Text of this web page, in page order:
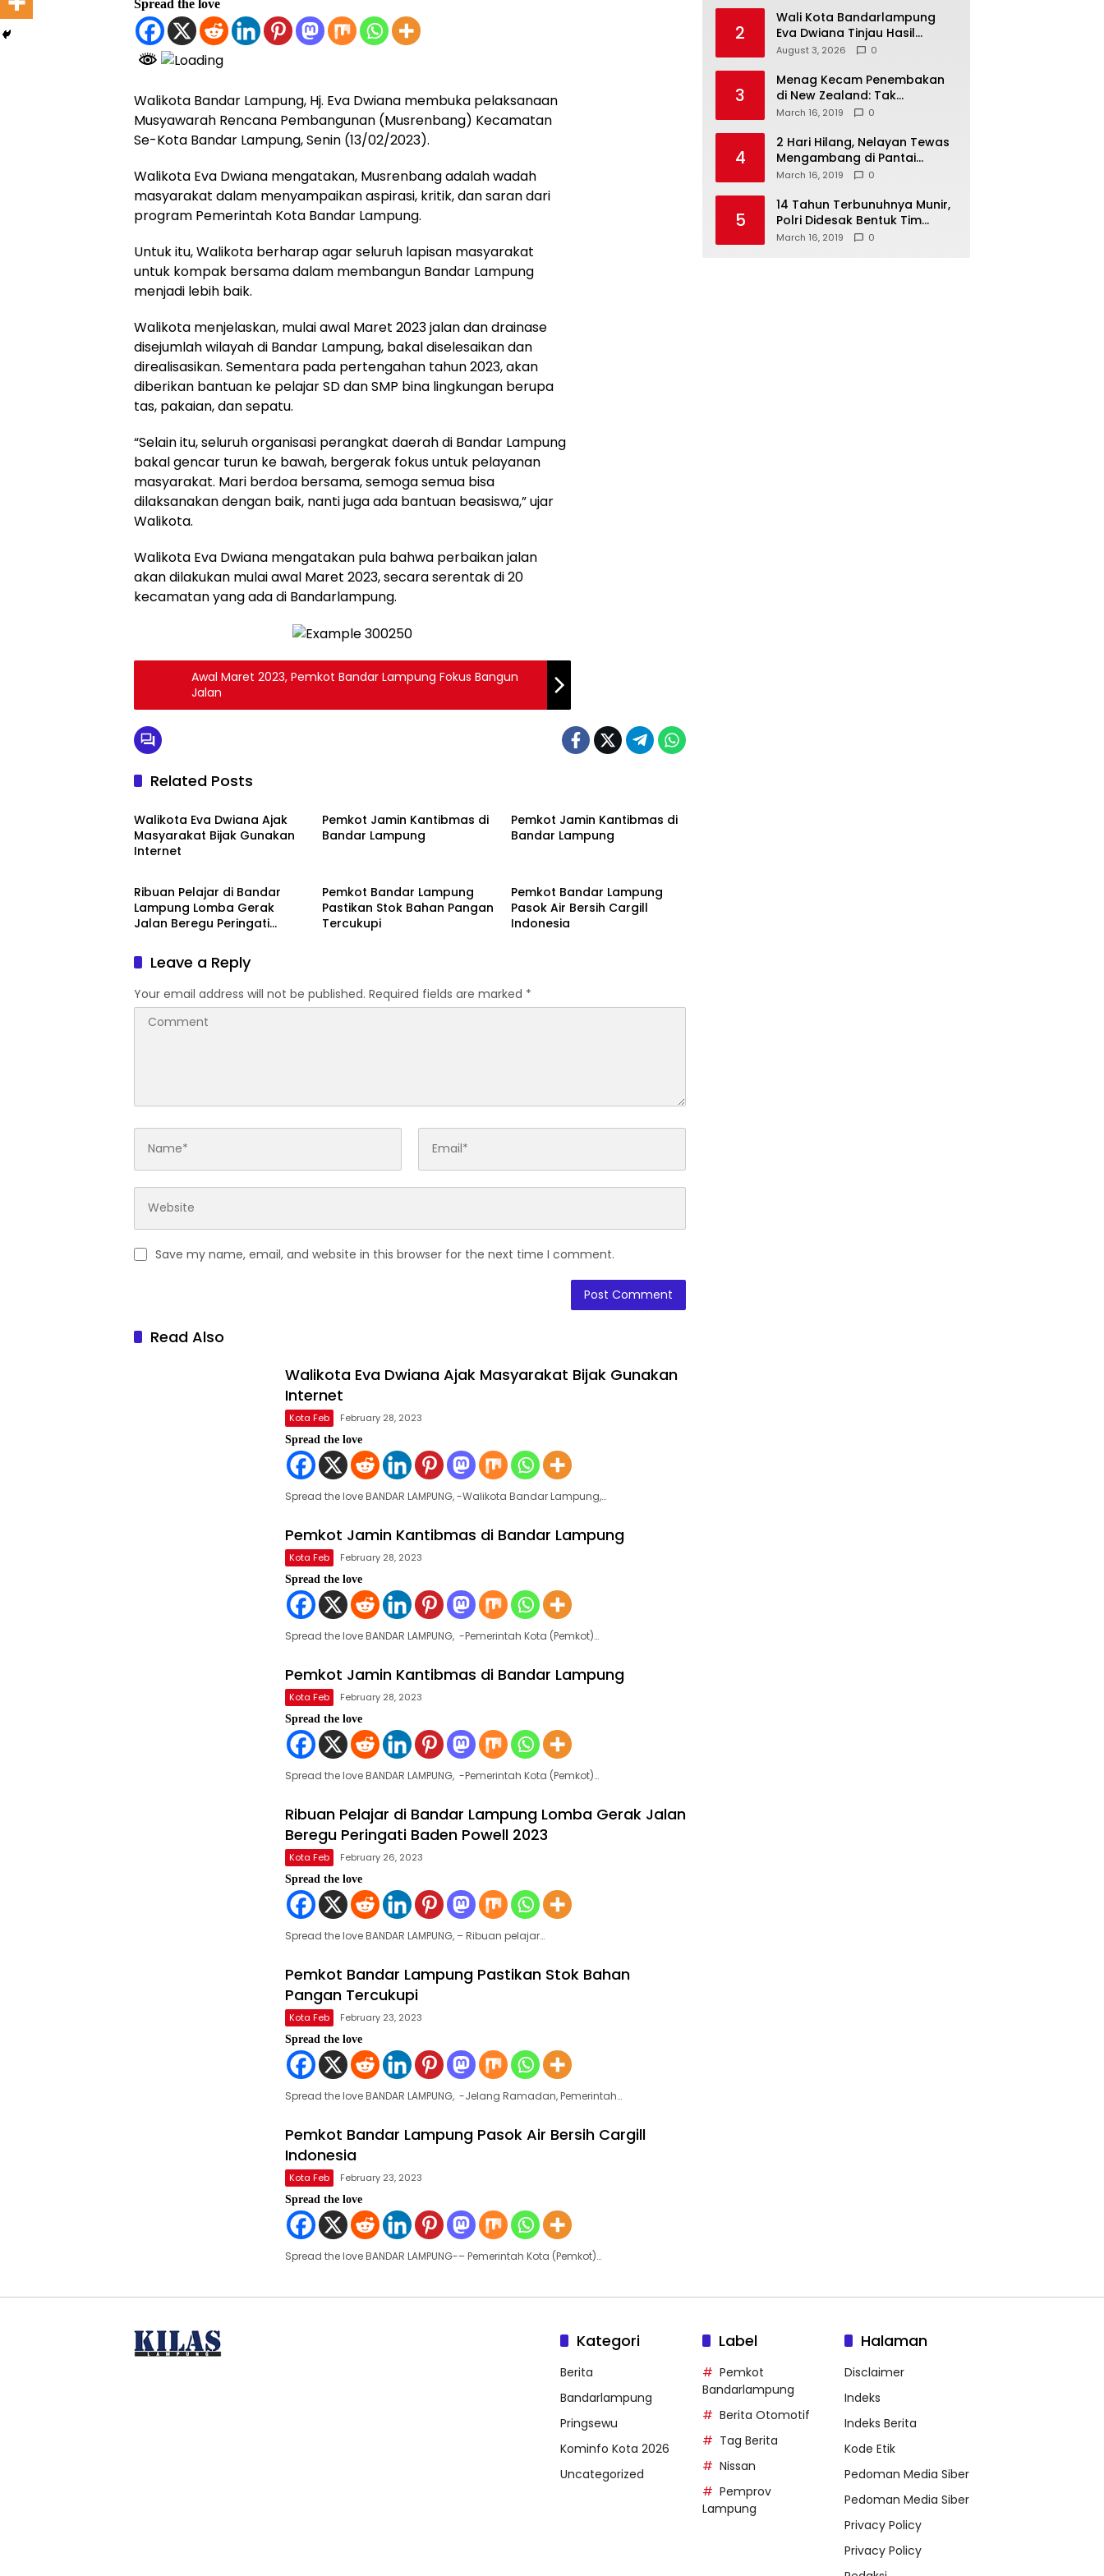
Spread the love
Walikota Bandar Lampung, Hj. Eva Dwiana membuka pelaksanaan
Musyawarah Rencana Pembangunan (Musrenbang) Kecamatan
Se-Kota Bandar Lampung, Senin (13/02/2023).
Walikota Eva Dwiana mengatakan, Musrenbang adalah wadah
masyarakat dalam menyampaikan aspirasi, kritik, dan saran dari
program Pemerintah Kota Bandar Lampung.
Untuk itu, Walikota berharap agar seluruh lapisan masyarakat
untuk kompak bersama dalam membangun Bandar Lampung
menjadi lebih baik.
Walikota menjelaskan, mulai awal Maret 2023 jalan dan drainase
disejumlah wilayah di Bandar Lampung, bakal diselesaikan dan
direalisasikan. Sementara pada pertengahan tahun 2023, akan
diberikan bantuan ke pelajar SD dan SMP bina lingkungan berupa
tas, pakaian, dan sepatu.
“Selain itu, seluruh organisasi perangkat daerah di Bandar Lampung
bakal gencar turun ke bawah, bergerak fokus untuk pelayanan
masyarakat. Mari berdoa bersama, semoga semua bisa
dilaksanakan dengan baik, nanti juga ada bantuan beasiswa,” ujar
Walikota.
Walikota Eva Dwiana mengatakan pula bahwa perbaikan jalan
akan dilakukan mulai awal Maret 2023, secara serentak di 20
kecamatan yang ada di Bandarlampung.
Awal Maret 2023, Pemkot Bandar Lampung Fokus Bangun
Jalan
Related Posts
Kota Feb
Walikota Eva Dwiana Ajak
Masyarakat Bijak Gunakan
Internet
Pemkot Jamin Kantibmas di
Bandar Lampung
Pemkot Jamin Kantibmas di
Bandar Lampung
Kota Feb
Ribuan Pelajar di Bandar
Lampung Lomba Gerak
Jalan Beregu Peringati
Pemkot Bandar Lampung
Pastikan Stok Bahan Pangan
Tercukupi
Pemkot Bandar Lampung
Pasok Air Bersih Cargill
Indonesia
Leave a Reply
Your email address will not be published. Required fields are marked *
Save my name, email, and website in this browser for the next time I comment.
Read Also
Walikota Eva Dwiana Ajak Masyarakat Bijak Gunakan
Internet
Kota Feb February 28, 2023
Spread the love
Spread the love BANDAR LAMPUNG, -Walikota Bandar Lampung,…
Pemkot Jamin Kantibmas di Bandar Lampung
Kota Feb February 28, 2023
Spread the love
Spread the love BANDAR LAMPUNG, -Pemerintah Kota (Pemkot)…
Pemkot Jamin Kantibmas di Bandar Lampung
Kota Feb February 28, 2023
Spread the love
Spread the love BANDAR LAMPUNG, -Pemerintah Kota (Pemkot)…
Ribuan Pelajar di Bandar Lampung Lomba Gerak Jalan
Beregu Peringati Baden Powell 2023
Kota Feb February 26, 2023
Spread the love
Spread the love BANDAR LAMPUNG, – Ribuan pelajar…
Pemkot Bandar Lampung Pastikan Stok Bahan
Pangan Tercukupi
Kota Feb February 23, 2023
Spread the love
Spread the love BANDAR LAMPUNG, -Jelang Ramadan, Pemerintah…
Pemkot Bandar Lampung Pasok Air Bersih Cargill
Indonesia
Kota Feb February 23, 2023
Spread the love
Spread the love BANDAR LAMPUNG-– Pemerintah Kota (Pemkot)…
2
Wali Kota Bandarlampung
Eva Dwiana Tinjau Hasil
Perbaikan Jalan Wala Kuba
August 3, 2026 0
3
Menag Kecam Penembakan
di New Zealand: Tak
Berperikemanusiaan!
March 16, 2019 0
4
2 Hari Hilang, Nelayan Tewas
Mengambang di Pantai
Cipalawah Garut
March 16, 2019 0
5
14 Tahun Terbunuhnya Munir,
Polri Didesak Bentuk Tim
Khusus
March 16, 2019 0
Kategori
Berita
Bandarlampung
Pringsewu
Kominfo Kota 2026
Uncategorized
Label
Pemkot
Bandarlampung
Berita Otomotif
Tag Berita
Nissan
Pemprov
Lampung
Halaman
Disclaimer
Indeks
Indeks Berita
Kode Etik
Pedoman Media Siber
Pedoman Media Siber
Privacy Policy
Privacy Policy